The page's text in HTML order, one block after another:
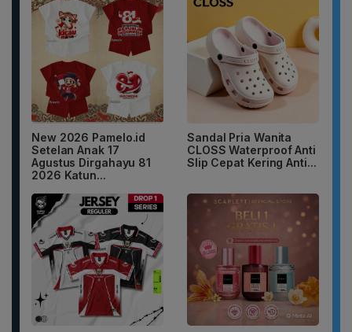
New 2026 Pamelo.id
Setelan Anak 17
Agustus Dirgahayu 81
2026 Katun...
Sandal Pria Wanita
CLOSS Waterproof Anti
Slip Cepat Kering Anti...